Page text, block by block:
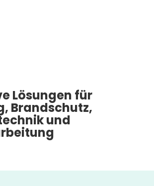
Lösungen für
Brandschutz,
und